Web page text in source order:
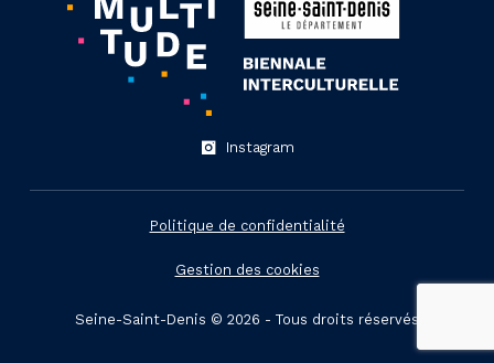
Instagram
Politique de confidentialité
Gestion des cookies
Seine-Saint-Denis © 2026 - Tous droits réservés